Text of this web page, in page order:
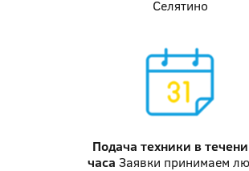
Селятино
Подача техники в
часа Заявки принимаем